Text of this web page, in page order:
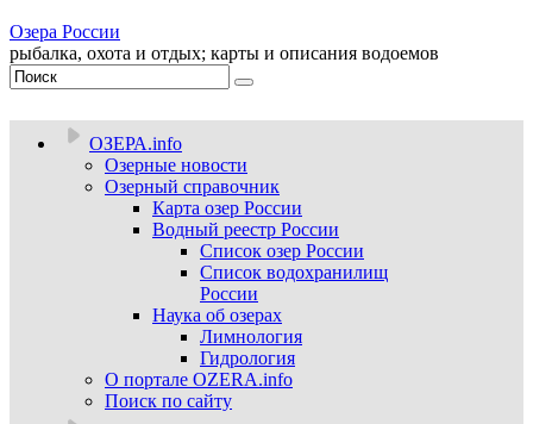
Озера России
рыбалка, охота и отдых; карты и описания водоемов
ОЗЕРА.info
Озерные новости
Озерный справочник
Карта озер России
Водный реестр России
Список озер России
Список водохранилищ
России
Наука об озерах
Лимнология
Гидрология
О портале OZERA.info
Поиск по сайту